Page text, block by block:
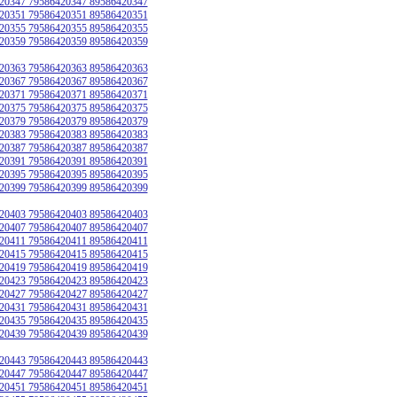
79586420351 89586420351
79586420355 89586420355
79586420359 89586420359
79586420363 89586420363
79586420367 89586420367
79586420371 89586420371
79586420375 89586420375
79586420379 89586420379
79586420383 89586420383
79586420387 89586420387
79586420391 89586420391
79586420395 89586420395
79586420399 89586420399
79586420403 89586420403
79586420407 89586420407
79586420411 89586420411
79586420415 89586420415
79586420419 89586420419
79586420423 89586420423
79586420427 89586420427
79586420431 89586420431
79586420435 89586420435
79586420439 89586420439
79586420443 89586420443
79586420447 89586420447
79586420451 89586420451